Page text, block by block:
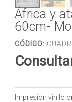
África y
60cm-
CÓDIGO:
Impresión vinilo